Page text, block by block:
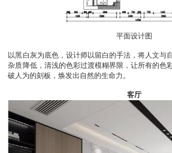
平面设计图
以黑白灰为底色，设计师以留白的手法，将人文与
杂质降低，清浅的色彩过渡模糊界限，让所有的色
破人为的刻板，焕发出自然的生命力。
客厅